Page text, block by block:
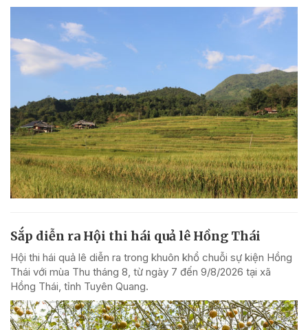
Sắp diễn ra Hội thi hái quả lê Hồng Thái
Hội thi hái quả lê diễn ra trong khuôn khổ chuỗi sự kiện Hồng
Thái với mùa Thu tháng 8, từ ngày 7 đến 9/8/2026 tại xã
Hồng Thái, tỉnh Tuyên Quang.